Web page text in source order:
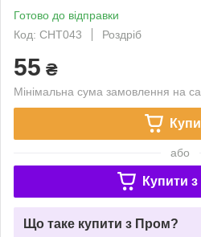
Готово до відправки
Код: CHT043
Роздріб
55 ₴
Мінімальна сума замовлення на
або
Купити з
Що таке купити з Пром?